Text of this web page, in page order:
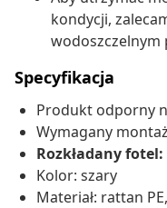
kondycji,
wodoszczelnym
Specyfikacja
Produkt odporny
Wymagany
Rozkładany fotel:
Kolor: szary
Materiał: rattan